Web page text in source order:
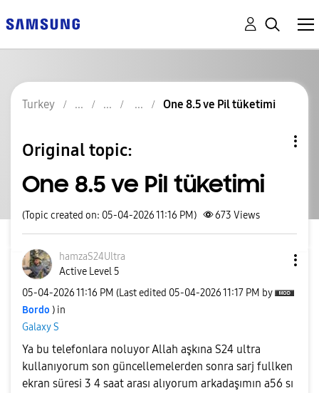
Turkey One 8.5 ve Pil tüketimi
Original topic:
One 8.5 ve Pil tüketimi
(Topic created on: 05-04-2026 11:16 PM) 673 Views
hamzaS24Ultra
Active Level 5
‎05-04-202611:16 PM (Last edited ‎05-04-202611:17 PM by
Bordo ) in
Galaxy S
Ya bu telefonlara noluyor Allah aşkına S24 ultra
kullanıyorum son güncellemelerden sonra sarj fullken
ekran süresi 3 4 saat arası alıyorum arkadaşımın a56 sı